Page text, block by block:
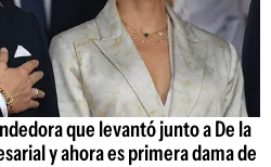
que levantó junto a De la
y ahora es primera dama de